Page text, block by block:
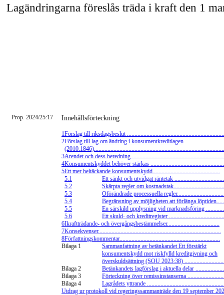
Lagändringarna föreslås träda i kraft den 1
Prop. 2024/25:17 Innehållsförteckning
1Förslag till riksdagsbeslut .................................................................
2Förslag till lag om ändring i konsumentkreditlagen
(2010:1846).......................................................................................
3Ärendet och dess beredning
4Konsumentskyddet behöver stärkas
5Ett mer heltäckande konsumentskydd.............................................
5.1
Ett sänkt och utvidgat räntetak
5.2
Skärpta regler om
5.3
Oförändrade processuella
5.4
Begränsning av möjligheten att förlänga
5.5
En särskild upplysning vid marknadsföring
5.6
Ett skuld- och kreditregister
6Ikraftträdande- och övergångsbestämmelser...................................
7Konsekvenser..................................................................................
8Författningskommentar...................................................................
Bilaga 1
Sammanfattning av betänkandet Ett förstärkt
konsumentskydd mot riskfylld kreditgivning och
överskuldsättning (SOU 2023:38)
Bilaga 2
Betänkandets lagförslag i aktuella delar
Bilaga 3
Förteckning över remissinstanserna
Bilaga 4
Lagrådets yttrande
Utdrag ur protokoll vid regeringssammanträde den 19 september